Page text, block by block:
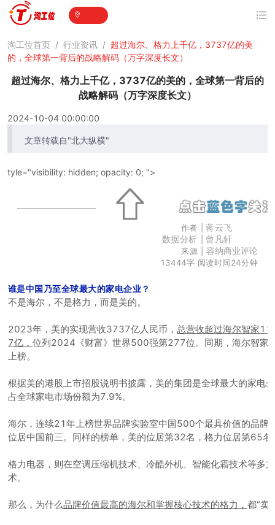
淘工位首页 / 行业资讯 / 超过海尔、格力上千亿，3737亿的美
的，全球第一背后的战略解码（万字深度长文）
超过海尔、格力上千亿，3737亿的美的，全球第一背后的
战略解码（万字深度长文）
2024-10-04 00:00:00
文章转载自"北大纵横"
tyle="visibility: hidden; opacity: 0; ">
作者 |
蒋云飞
数据分析
曾凡轩
来源 |容纳商业评论
13444字 阅读时间24分钟
谁是中国乃至全球最大的家电企业？
不是海尔，不是格力，而是美的。
2023年，美的实现营收3737亿人民币， 总营收超过海尔智家
7亿， 位列2024《财富》世界500强第277位。 同期，海尔智家
上榜。
根据美的港股上市招股说明书披露，美的集团是全球最大的家电
占全球家电市场份额为7.9%。
海尔，连续21年上榜世界品牌实验室中国500个最具价值的品牌
位居中国前三。同样的榜单，美的位居第32名，格力位居第65名
格力电器，则在空调压缩机技术、冷酷外机、智能化霜技术等多
术。
那么，为什么品牌价值最高的海尔和掌握核心技术的格力， 都“卖